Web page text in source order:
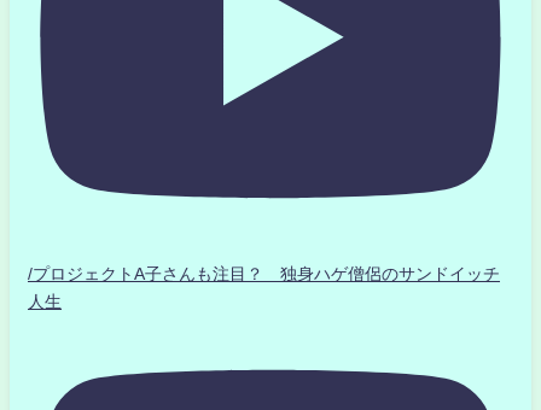
/プロジェクトA子さんも注目？ 独身ハゲ僧侶のサンドイッチ
人生